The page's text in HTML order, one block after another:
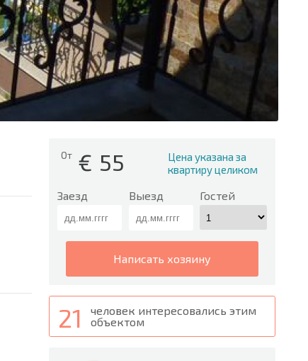
От € 55
Цена указана за
квартиру целиком
Заезд Выезд Гостей
написать хозяину
21
человек интересовались этим
объектом